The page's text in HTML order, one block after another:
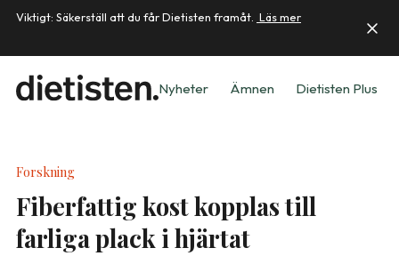
Viktigt: Säkerställ att du får Dietisten framåt. Läs mer
Nyheter Ämnen Dietisten Plus
Forskning
Fiberfattig kost kopplas till
farliga plack i hjärtat